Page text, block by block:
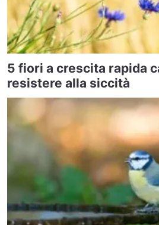
5 fiori a crescita rapida
resistere alla siccità